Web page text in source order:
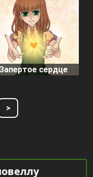
Запертое сердце
>